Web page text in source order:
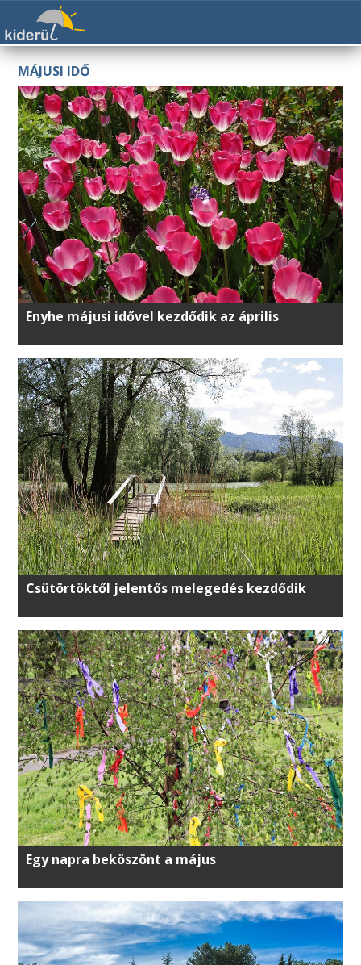
MÁJUSI IDŐ
Enyhe májusi idővel kezdődik az április
Csütörtöktől jelentős melegedés kezdődik
Egy napra beköszönt a május